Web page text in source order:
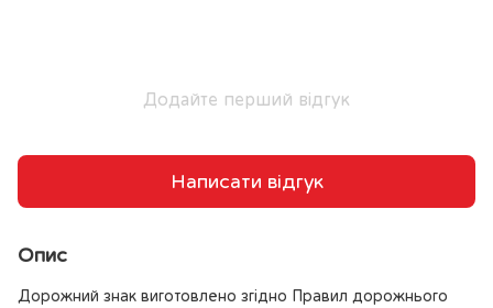
Додайте перший відгук
Написати відгук
Опис
Дорожний знак виготовлено згідно Правил дорожнього